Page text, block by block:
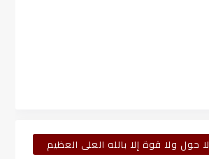
لا حول ولا قوة إلا بالله العلى العظيم